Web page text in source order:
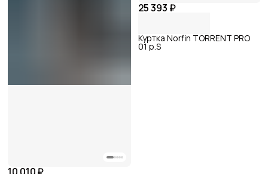
25 393 ₽
Куртка Norfin TORRENT PRO
01 р.S